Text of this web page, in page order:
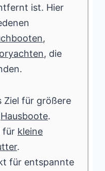
ist. Hier
,
, die
Ziel für größere
Hausboote.
für kleine
.
für entspannte